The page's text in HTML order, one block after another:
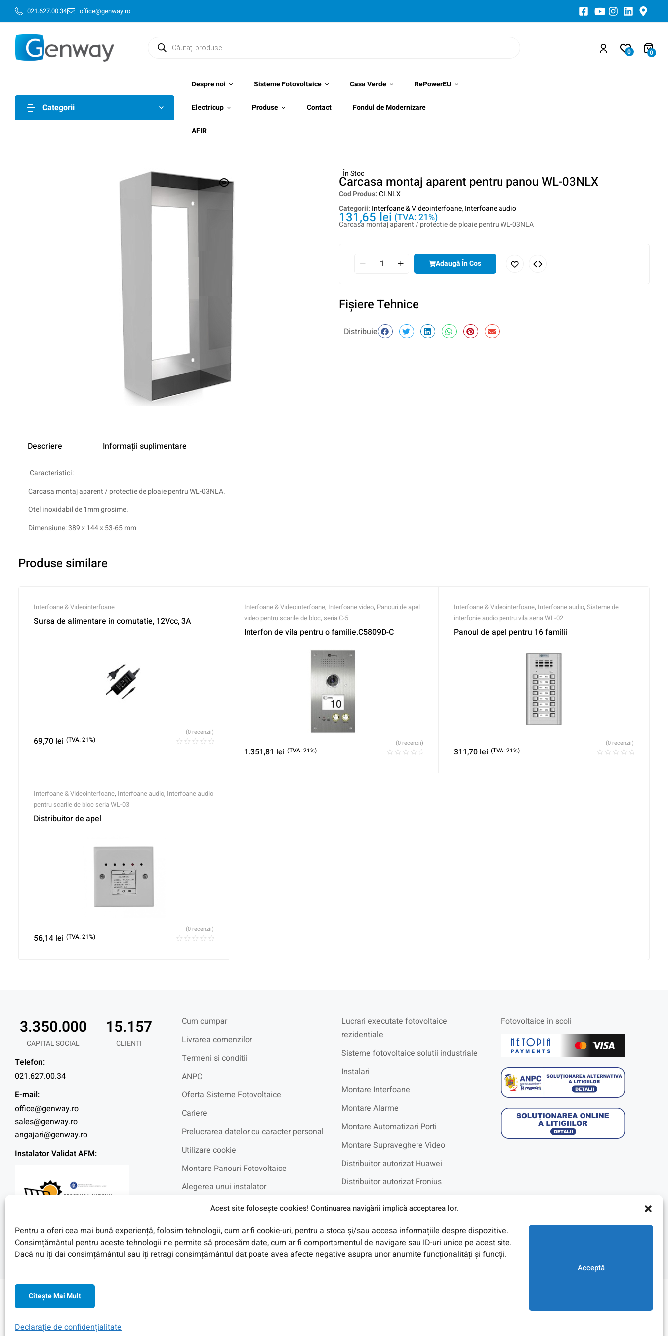
Acest site foloseşte cookies! Continuarea navigării implică acceptarea lor.
Pentru a oferi cea mai bună experiență, folosim tehnologii, cum ar fi cookie-uri, pentru a stoca și/sau accesa informațiile despre dispozitive.
Consimțământul pentru aceste tehnologii ne permite să procesăm date, cum ar fi comportamentul de navigare sau ID-uri unice pe acest site.
Dacă nu îți dai consimțământul sau îți retragi consimțământul dat poate avea afecte negative asupra unor anumite funcționalități și funcții.
Citeşte Mai Mult
Acceptă
Declarație de confidențialitate
021.627.00.34 office@genway.ro
0 0
Categorii
Despre noi Sisteme Fotovoltaice Casa Verde RePowerEU
Electricup Produse Contact Fondul de Modernizare
AFIR
În Stoc
Carcasa montaj aparent pentru panou WL-03NLX
Cod Produs:CI.NLX
Categorii: Interfoane & Videointerfoane, Interfoane audio
131,65 lei (TVA: 21%)
Carcasa montaj aparent / protectie de ploaie pentru WL-03NLA
Adaugă În Cos
Fişiere Tehnice
Distribuie
Descriere Informații suplimentare
Caracteristici:
Carcasa montaj aparent / protectie de ploaie pentru WL-03NLA.
Otel inoxidabil de 1mm grosime.
Dimensiune: 389 x 144 x 53-65 mm
Produse similare
Interfoane & Videointerfoane
Sursa de alimentare in comutatie, 12Vcc, 3A
69,70 lei (TVA: 21%)
(0 recenzii)
Interfoane & Videointerfoane, Interfoane video, Panouri de apel
video pentru scarile de bloc, seria C-5
Interfon de vila pentru o familie.C5809D-C
1.351,81 lei (TVA: 21%)
(0 recenzii)
Interfoane & Videointerfoane, Interfoane audio,Sisteme de
interfonie audio pentru vila seria WL-02
Panoul de apel pentru 16 familii
311,70 lei (TVA: 21%)
(0 recenzii)
Interfoane & Videointerfoane, Interfoane audio, Interfoane audio
pentru scarile de bloc seria WL-03
Distribuitor de apel
56,14 lei (TVA: 21%)
(0 recenzii)
CAPITAL SOCIAL
3.350.000
CLIENTI
15.157
Telefon:
021.627.00.34
E-mail:
office@genway.ro
sales@genway.ro
angajari@genway.ro
Instalator Validat AFM:
Cum cumpar
Livrarea comenzilor
Termeni si conditii
ANPC
Oferta Sisteme Fotovoltaice
Cariere
Prelucrarea datelor cu caracter personal
Utilizare cookie
Montare Panouri Fotovoltaice
Alegerea unui instalator
Intrebari frecvente
Fotovoltaice in Rate UniCredit
Lucrari executate fotovoltaice
rezidentiale
Sisteme fotovoltaice solutii industriale
Instalari
Montare Interfoane
Montare Alarme
Montare Automatizari Porti
Montare Supraveghere Video
Distribuitor autorizat Huawei
Distribuitor autorizat Fronius
Fotovoltaice in scoli